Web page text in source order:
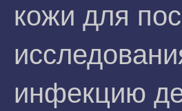
кожи для
инфекцию